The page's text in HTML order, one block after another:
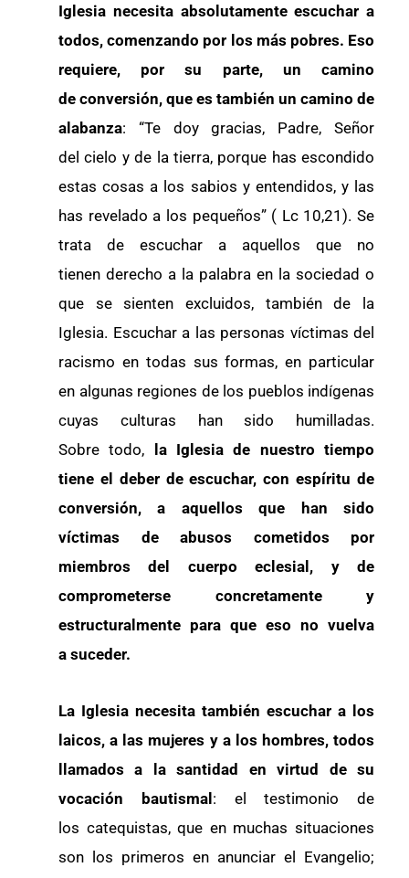
Iglesia necesita absolutamente escuchar a
todos, comenzando por los más pobres. Eso
requiere, por su parte, un camino
de conversión, que es también un camino de
alabanza: “Te doy gracias, Padre, Señor
del cielo y de la tierra, porque has escondido
estas cosas a los sabios y entendidos, y las
has revelado a los pequeños” ( Lc 10,21). Se
trata de escuchar a aquellos que no
tienen derecho a la palabra en la sociedad o
que se sienten excluidos, también de la
Iglesia. Escuchar a las personas víctimas del
racismo en todas sus formas, en particular
en algunas regiones de los pueblos indígenas
cuyas culturas han sido humilladas.
Sobre todo, la Iglesia de nuestro tiempo
tiene el deber de escuchar, con espíritu de
conversión, a aquellos que han sido
víctimas de abusos cometidos por
miembros del cuerpo eclesial, y de
comprometerse concretamente y
estructuralmente para que eso no vuelva
a suceder.
La Iglesia necesita también escuchar a los
laicos, a las mujeres y a los hombres, todos
llamados a la santidad en virtud de su
vocación bautismal: el testimonio de
los catequistas, que en muchas situaciones
son los primeros en anunciar el Evangelio;